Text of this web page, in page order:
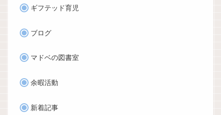
ギフテッド育児
ブログ
マドベの図書室
余暇活動
新着記事